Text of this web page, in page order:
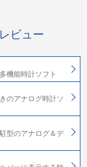
ビュー
機能時計ソフト
のアナログ時計ソ
型のアナログ＆デ